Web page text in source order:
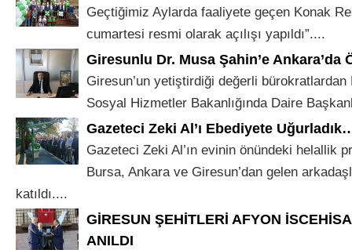
Geçtiğimiz Aylarda faaliyete geçen Konak
cumartesi resmi olarak açılışı yapıldı”....
Giresunlu Dr. Musa Şahin’e Ankara’da
Giresun’un yetiştirdiği değerli
Sosyal Hizmetler Bakanlığında Daire
Gazeteci Zeki Al’ı Ebediyete
Gazeteci Zeki Al’ın evinin önündeki helallik
Bursa, Ankara ve Giresun’dan gelen
katıldı....
GİRESUN ŞEHİTLERİ AFYON
ANILDI